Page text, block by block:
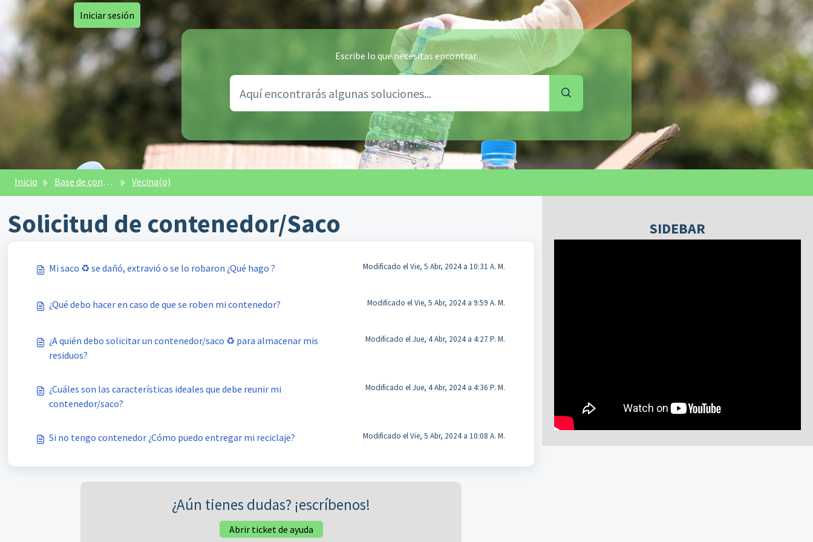
Saltar al contenido principal
Iniciar sesión
Escribe lo que necesitas encontrar.
Inicio Base de conocimientos Vecina(o)
Solicitud de contenedor/Saco
Mi saco ♻️ se dañó, extravió o se lo robaron ¿Qué hago ? Modificado el Vie, 5 Abr, 2024 a 10:31 A. M.
¿Qué debo hacer en caso de que se roben mi contenedor? Modificado el Vie, 5 Abr, 2024 a 9:59 A. M.
¿A quién debo solicitar un contenedor/saco ♻️ para almacenar mis
residuos?
Modificado el Jue, 4 Abr, 2024 a 4:27 P. M.
¿Cuáles son las características ideales que debe reunir mi
contenedor/saco?
Modificado el Jue, 4 Abr, 2024 a 4:36 P. M.
Si no tengo contenedor ¿Cómo puedo entregar mi reciclaje? Modificado el Vie, 5 Abr, 2024 a 10:08 A. M.
¿Aún tienes dudas? ¡escríbenos!
Abrir ticket de ayuda
SIDEBAR